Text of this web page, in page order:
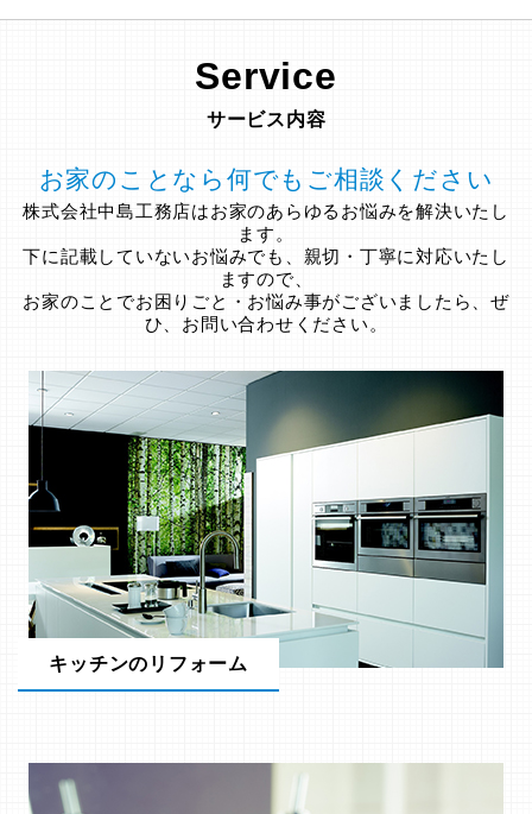
Service
サービス内容
お家のことなら何でもご相談ください
株式会社中島工務店はお家のあらゆるお悩みを解決いたし
ます。
下に記載していないお悩みでも、親切・丁寧に対応いたし
ますので、
お家のことでお困りごと・お悩み事がございましたら、ぜ
ひ、お問い合わせください。
キッチンのリフォーム